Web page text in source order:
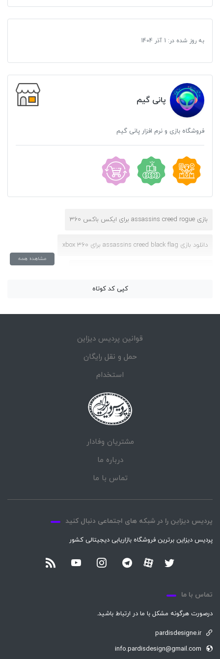
به روز شده در: 1 آذر 1404
پانی گیم
فروشگاه بازی و نرم افزار پانی گیم
بازی assassins creed rogue برای ایکس باکس 360
دانلود بازی assassins creed black flag برای xbox 360
مشاهده همه
کپی کد کوتاه
قوانین پردیس دیزاین
حمل و نقل رایگان
استخدام
مشتریان وفادار
درباره ما
تماس با ما
پردیس دیزاین را در شبکه های اجتماعی دنبال کنید
پردیس دیزاین برترین فروشگاه بازاریابی دیجیتالی کشور
تماس با ما
درصورت هرگونه مشکل با ما در ارتباط باشید.
pardisdesigne.ir
info.pardisdesign@gmail.com